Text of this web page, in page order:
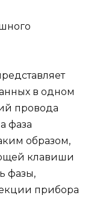
в одном
провода
фаза
образом,
клавиши
фазы,
прибора